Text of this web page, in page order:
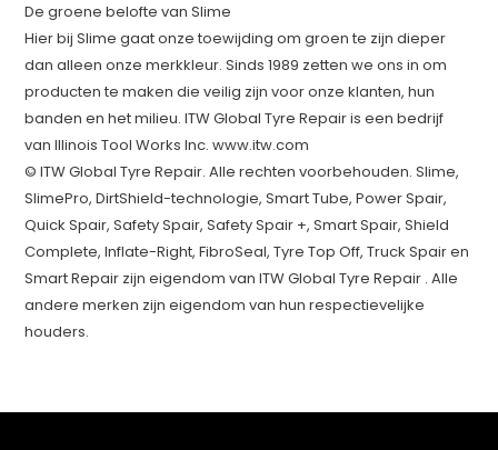
De groene belofte van Slime
Hier bij Slime gaat onze toewijding om groen te zijn dieper
dan alleen onze merkkleur. Sinds 1989 zetten we ons in om
producten te maken die veilig zijn voor onze klanten, hun
banden en het milieu. ITW Global Tyre Repair is een bedrijf
van Illinois Tool Works Inc. www.itw.com
© ITW Global Tyre Repair. Alle rechten voorbehouden. Slime,
SlimePro, DirtShield-technologie, Smart Tube, Power Spair,
Quick Spair, Safety Spair, Safety Spair +, Smart Spair, Shield
Complete, Inflate-Right, FibroSeal, Tyre Top Off, Truck Spair en
Smart Repair zijn eigendom van ITW Global Tyre Repair . Alle
andere merken zijn eigendom van hun respectievelijke
houders.